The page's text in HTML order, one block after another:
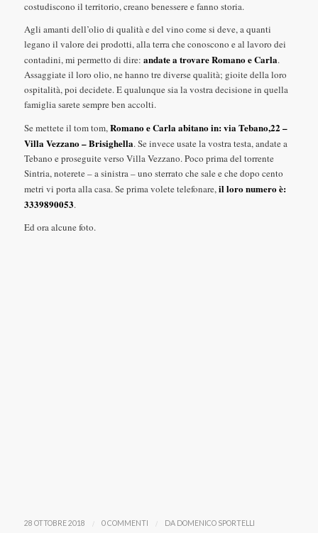
costudiscono il territorio, creano benessere e fanno storia.
Agli amanti dell’olio di qualità e del vino come si deve, a quanti
legano il valore dei prodotti, alla terra che conoscono e al lavoro dei
contadini, mi permetto di dire: andate a trovare Romano e Carla.
Assaggiate il loro olio, ne hanno tre diverse qualità; gioite della loro
ospitalità, poi decidete. E qualunque sia la vostra decisione in quella
famiglia sarete sempre ben accolti.
Se mettete il tom tom,Romano e Carla abitano in: via Tebano,22 –
Villa Vezzano – Brisighella. Se invece usate la vostra testa, andate a
Tebano e proseguite verso Villa Vezzano. Poco prima del torrente
Sintria, noterete – a sinistra – uno sterrato che sale e che dopo cento
metri vi porta alla casa. Se prima volete telefonare,il loro numero è:
3339890053.
Ed ora alcune foto.
28 OTTOBRE 2018 / 0 COMMENTI / DA DOMENICO SPORTELLI